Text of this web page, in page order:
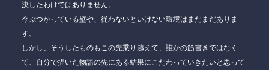
決したわけではありません。
今ぶつかっている壁や、従わないといけない環境はまだまだありま
す。
しかし、そうしたものもこの先乗り越えて、誰かの筋書きではなく
て、自分で描いた物語の先にある結果にこだわっていきたいと思って